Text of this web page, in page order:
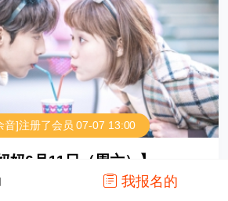
妈6月11日（周六）】
06-11 14:00 剩余报名：0天
我报名的
音]注册了会员07-07 13:00